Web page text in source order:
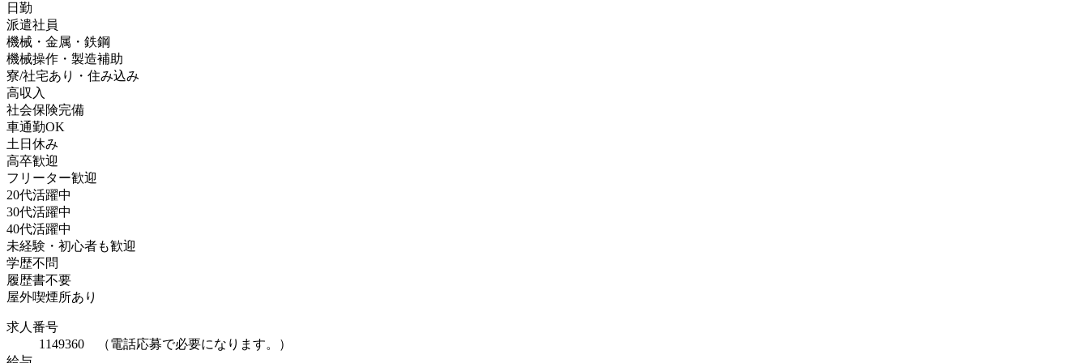
日勤
派遣社員
機械・金属・鉄鋼
機械操作・製造補助
寮/社宅あり・住み込み
高収入
社会保険完備
車通勤OK
土日休み
高卒歓迎
フリーター歓迎
20代活躍中
30代活躍中
40代活躍中
未経験・初心者も歓迎
学歴不問
履歴書不要
屋外喫煙所あり
求人番号
1149360 （電話応募で必要になります。）